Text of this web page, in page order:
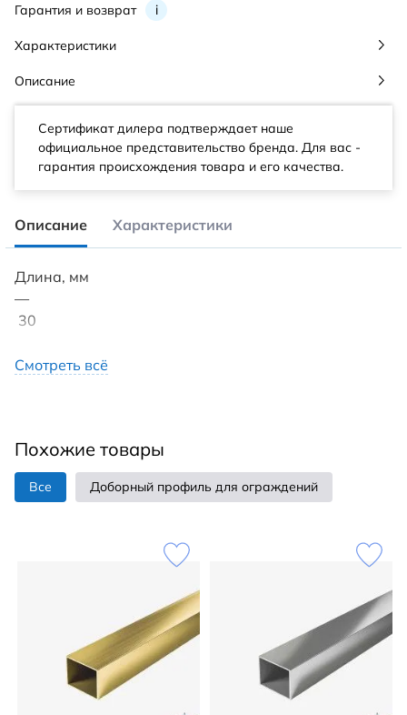
Гарантия и возврат i
Характеристики
Описание
Сертификат дилера подтверждает наше
официальное представительство бренда. Для вас -
гарантия происхождения товара и его качества.
Описание Характеристики
Длина, мм
—
30
Ширина, мм
Высота, мм
—
2000
Гарантийный срок
Смотреть всё
Похожие товары
Все Доборный профиль для ограждений